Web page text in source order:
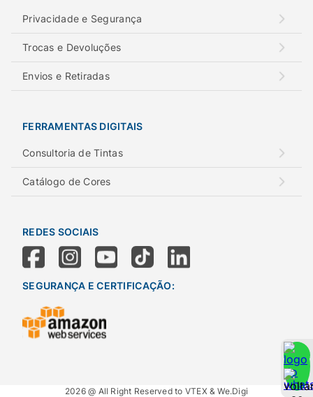
Privacidade e Segurança
Trocas e Devoluções
Envios e Retiradas
FERRAMENTAS DIGITAIS
Consultoria de Tintas
Catálogo de Cores
REDES SOCIAIS
SEGURANÇA E CERTIFICAÇÃO:
2026 @ All Right Reserved to VTEX & We.Digi